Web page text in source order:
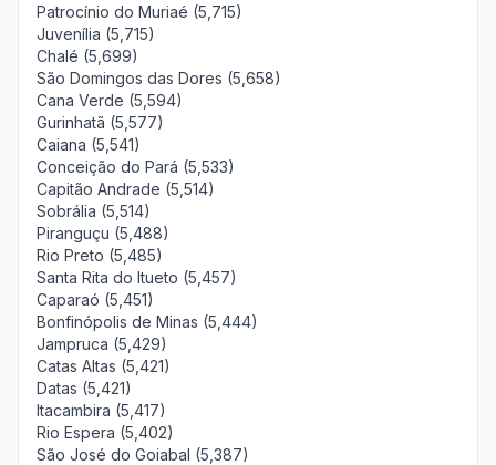
Patrocínio do Muriaé (5,715)
Juvenília (5,715)
Chalé (5,699)
São Domingos das Dores (5,658)
Cana Verde (5,594)
Gurinhatã (5,577)
Caiana (5,541)
Conceição do Pará (5,533)
Capitão Andrade (5,514)
Sobrália (5,514)
Piranguçu (5,488)
Rio Preto (5,485)
Santa Rita do Itueto (5,457)
Caparaó (5,451)
Bonfinópolis de Minas (5,444)
Jampruca (5,429)
Catas Altas (5,421)
Datas (5,421)
Itacambira (5,417)
Rio Espera (5,402)
São José do Goiabal (5,387)